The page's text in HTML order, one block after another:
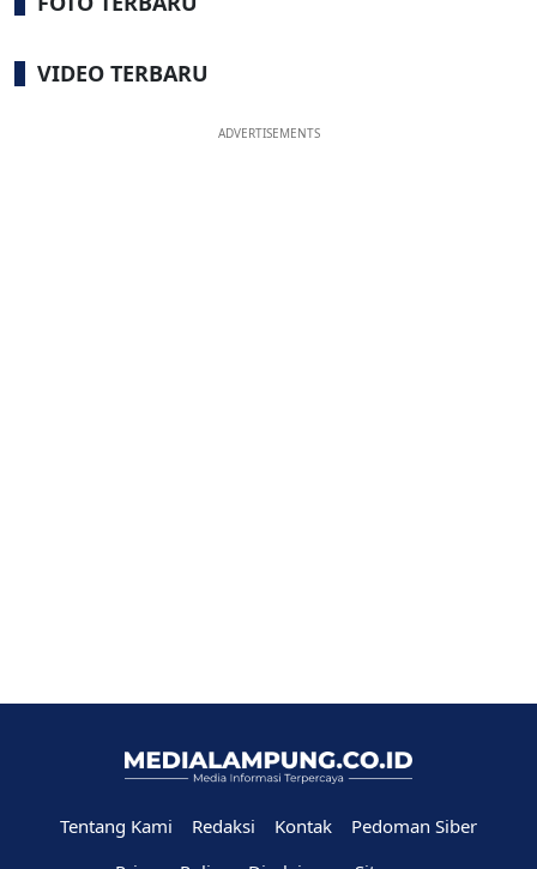
VIDEO TERBARU
ADVERTISEMENTS
Tentang Kami Redaksi Kontak
Pedoman Siber